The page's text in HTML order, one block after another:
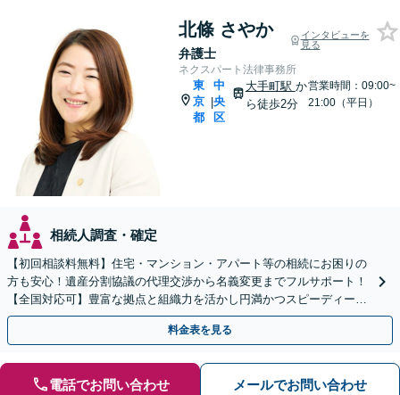
北條 さやか
弁護士
インタビューを
見る
ネクスパート法律事務所
東
京
都
|
中
央
区
大手町駅 か
ら徒歩2分
営業時間：09:00~
21:00（平日）
相続人調査・確定
【初回相談料無料】住宅・マンション・アパート等の相続にお困りの
方も安心！遺産分割協議の代理交渉から名義変更までフルサポート！
【全国対応可】豊富な拠点と組織力を活かし円満かつスピーディーに
相続手続きをお手伝いします【取扱い実績2000件以上】
料金表を見る
電話でお問い合わせ メールでお問い合わせ